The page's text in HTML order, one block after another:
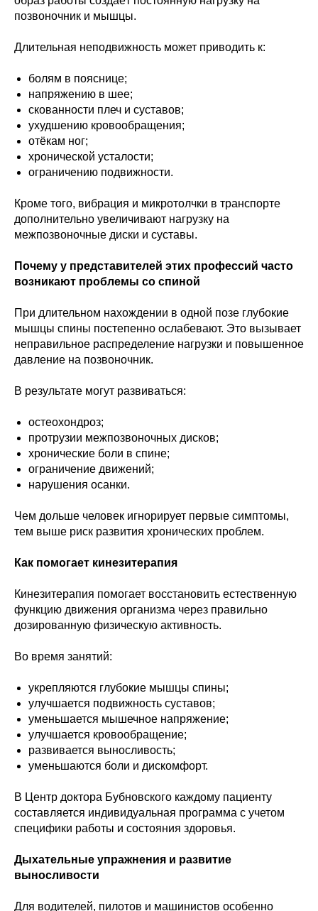
позвоночник и мышцы.
Длительная неподвижность может приводить к:
болям в пояснице;
напряжению в шее;
скованности плеч и суставов;
ухудшению кровообращения;
отёкам ног;
хронической усталости;
ограничению подвижности.
Кроме того, вибрация и микротолчки в транспорте
дополнительно увеличивают нагрузку на
межпозвоночные диски и суставы.
Почему у представителей этих профессий часто
возникают проблемы со спиной
При длительном нахождении в одной позе глубокие
мышцы спины постепенно ослабевают. Это вызывает
неправильное распределение нагрузки и повышенное
давление на позвоночник.
В результате могут развиваться:
остеохондроз;
протрузии межпозвоночных дисков;
хронические боли в спине;
ограничение движений;
нарушения осанки.
Чем дольше человек игнорирует первые симптомы,
тем выше риск развития хронических проблем.
Как помогает кинезитерапия
Кинезитерапия помогает восстановить естественную
функцию движения организма через правильно
дозированную физическую активность.
Во время занятий:
укрепляются глубокие мышцы спины;
улучшается подвижность суставов;
уменьшается мышечное напряжение;
улучшается кровообращение;
развивается выносливость;
уменьшаются боли и дискомфорт.
В Центр доктора Бубновского каждому пациенту
составляется индивидуальная программа с учетом
специфики работы и состояния здоровья.
Дыхательные упражнения и развитие
выносливости
Для водителей, пилотов и машинистов особенно